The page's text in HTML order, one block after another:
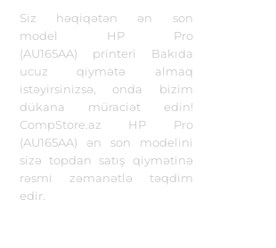
Siz həqiqətən ən son
model HP Pro
(AU165AA) printeri Bakıda
ucuz qiymətə almaq
istəyirsinizsə, onda bizim
dükana müraciət edin!
CompStore.az HP Pro
(AU165AA) ən son modelini
sizə topdan satış qiymətinə
rəsmi zəmanətlə təqdim
edir.